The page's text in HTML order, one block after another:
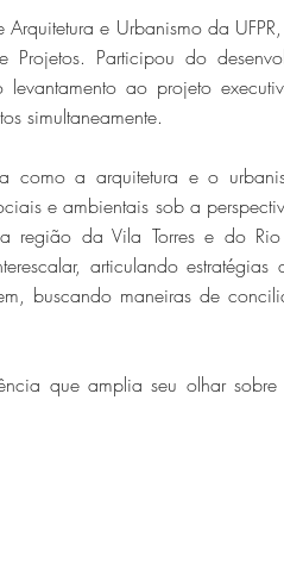
e Urbanismo da
Participou do
levantamento ao projeto
simultaneamente.
como a arquitetura e o
e ambientais sob a
região da Vila Torres e do Rio
articulando
buscando maneiras de
que amplia seu olhar sobre